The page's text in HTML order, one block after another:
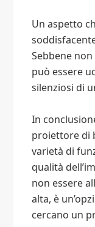
Un aspetto
Sebbene
può essere
silenziosi di
In
proiettore di
varietà di
qualità
non essere
alta, è
cercano un